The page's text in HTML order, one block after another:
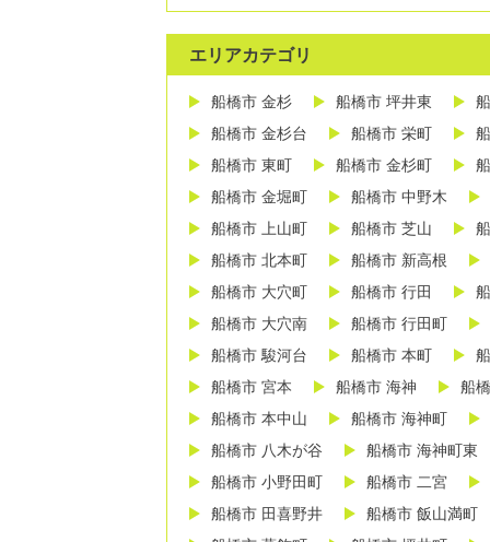
エリアカテゴリ
船橋市 金杉 船橋市 坪井東
船橋市 金杉台
船橋市 栄町
船橋市 東町
船橋市 金杉町
船橋市 金堀町
船橋市 中野木
船橋市 上山町
船橋市 芝山
船橋市 北本町
船橋市 新高根
船橋市 大穴町
船橋市 行田
船橋市 大穴南
船橋市 行田町
船橋市 駿河台
船橋市 本町
船橋市 宮本
船橋市 海神 船
船橋市 本中山
船橋市 海神町
船橋市 八木が谷
船橋市 海神町東
船橋市 小野田町
船橋市 二宮
船橋市 田喜野井
船橋市 飯山満町